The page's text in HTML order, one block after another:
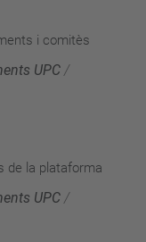
i comitès
UPC /
de la plataforma
UPC /